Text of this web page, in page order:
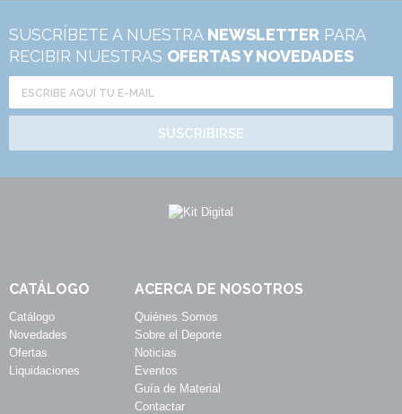
SUSCRÍBETE A NUESTRA NEWSLETTER PARA
RECIBIR NUESTRAS OFERTAS Y NOVEDADES
SUSCRIBIRSE
CATÁLOGO
Catálogo
Novedades
Ofertas
Liquidaciones
ACERCA DE NOSOTROS
Quiénes Somos
Sobre el Deporte
Noticias
Eventos
Guía de Material
Contactar